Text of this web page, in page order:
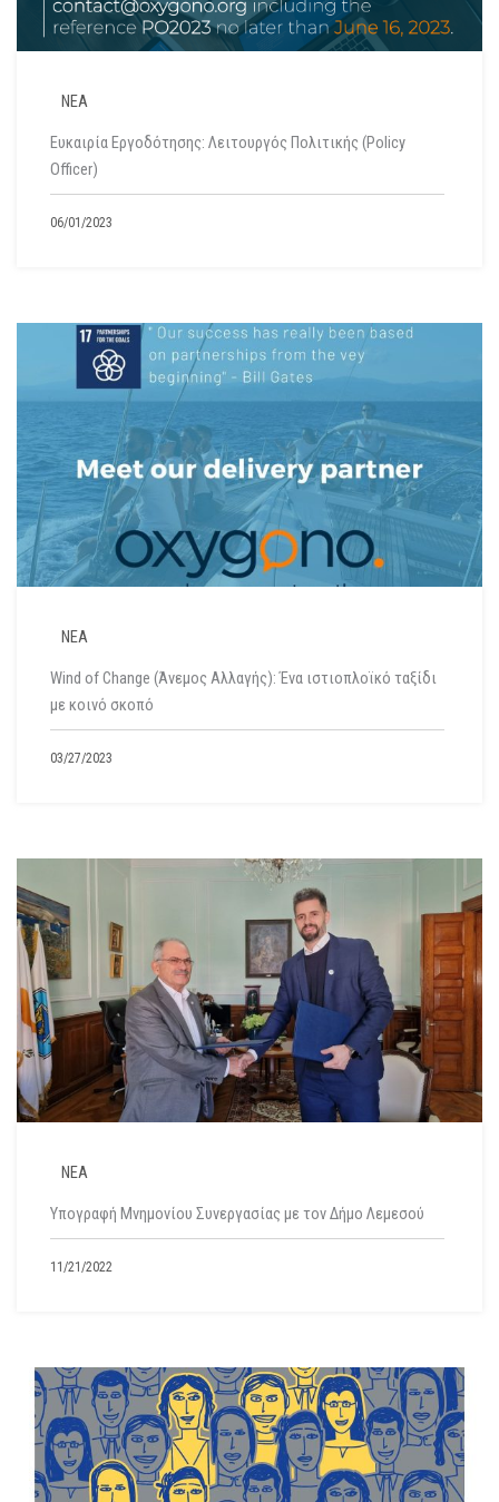
ΝΕΑ
Ευκαιρία Εργοδότησης: Λειτουργός Πολιτικής (Policy
Officer)
06/01/2023
ΝΕΑ
Wind of Change (Άνεμος Αλλαγής): Ένα ιστιοπλοϊκό ταξίδι
με κοινό σκοπό
03/27/2023
ΝΕΑ
Υπογραφή Μνημονίου Συνεργασίας με τον Δήμο Λεμεσού
11/21/2022